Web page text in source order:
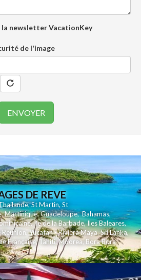
la newsletter VacationKey
de l'image
DE REVE
,St Martin,St
,Martinique,Guadeloupe,Bahamas,
,Ile de la Barbade,Iles Baleares,
Reunion,Yucatan - Riviera Maya,Sri Lanka,
Française,Tahiti,Moorea, Bora Bora